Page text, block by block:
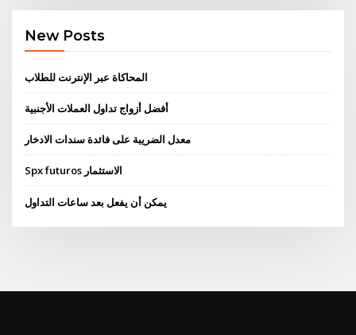
New Posts
المحاكاة عبر الإنترنت للطلاب
أفضل أزواج تداول العملات الأجنبية
معدل الضريبة على فائدة سندات الادخار
Spx futuros الاستثمار
يمكن أن يفعل بعد ساعات التداول